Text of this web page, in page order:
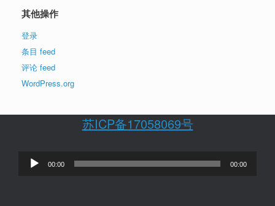
其他操作
登录
条目 feed
评论 feed
WordPress.org
苏ICP备17058069号
00:00 00:00